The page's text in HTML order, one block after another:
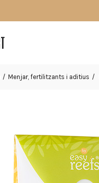
Menjar, fertilitzants i aditius